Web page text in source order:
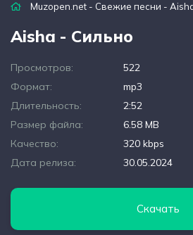
Muzopen.net - Свежие песни -
Aisha - Сильно
Просмотров:
522
Формат:
mp3
Длительность:
2:52
Размер файла:
6.58 MB
Качество:
320 kbps
Дата релиза:
30.05.2024
Скачать